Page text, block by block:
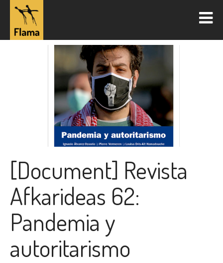
[Document] Revista
Afkarideas 62:
Pandemia y
autoritarismo